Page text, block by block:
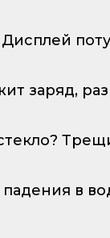
Дисплей
заряд,
падения в